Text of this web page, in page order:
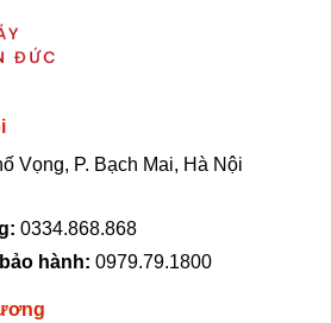
Vọng, P. Bạch Mai, Hà Nội
0334.868.868
hành: 0979.79.1800